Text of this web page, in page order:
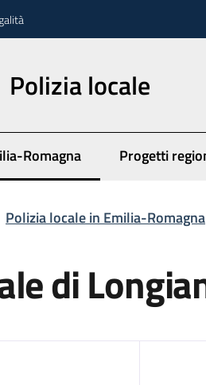
Polizia locale
Romagna Progetti
Polizia locale in Emilia-Romagna
di